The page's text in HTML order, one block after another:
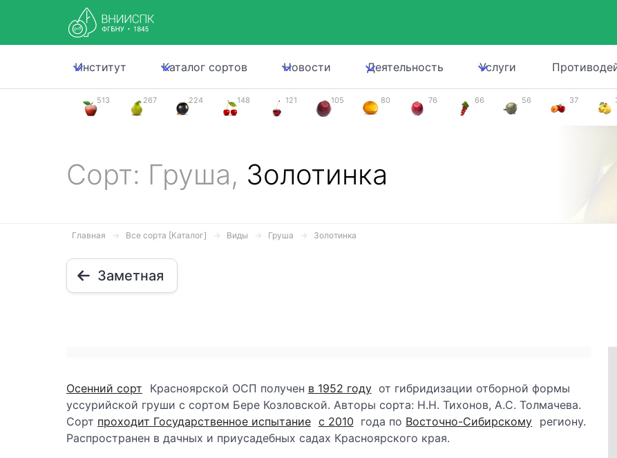
Институт Каталог сортов Новости Деятельность Услуги
513 267 224 148 121 105 80 76 66 56 37
Сорт: Груша, Золотинка
Главная Все сорта [Каталог] Виды Груша Золотинка
Заметная
Осенний сорт Красноярской ОСП получен в 1952 году от гибридизации отборной формы
уссурийской груши с сортом Бере Козловской. Авторы сорта: Н.Н. Тихонов, А.С. Толмачева.
Сорт проходит Государственное испытание с 2010 года по Восточно-Сибирскому региону.
Распространен в дачных и приусадебных садах Красноярского края.